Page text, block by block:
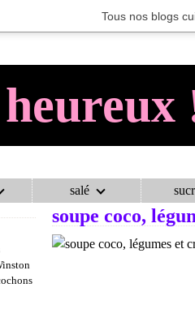
Tous nos blogs
salé
2 janvier 2017
soupe coco,